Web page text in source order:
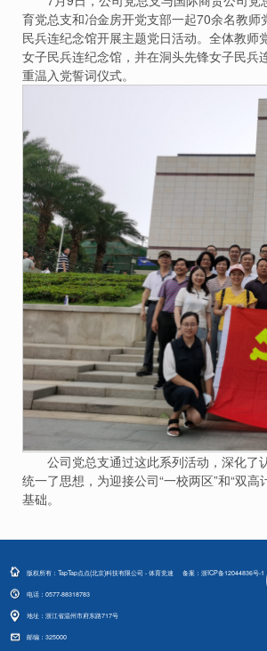
育党总支和冶金房开党支部一起70余名教师
民兵连纪念馆开展主题党日活动。全体教师
女子民兵连纪念馆，并在洞头先锋女子民兵
重温入党誓词仪式。
公司党总支通过这此系列活动，深化了
统一了思想，为迎接公司“一校两区”和“双高
基础。
版权所有：TapTap点点(北京)科技有限公司 - 体育竞速 备案： 浙ICP备12044836号-1
电话：0577-88318783
地址：浙江省温州市府东路717号
邮编：325000